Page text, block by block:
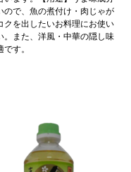
ので、魚の煮付け・肉じゃが
クを出したいお料理にお使い
。また、洋風・中華の隠し味
す。